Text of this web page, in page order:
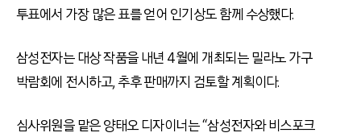
투표에서 가장 많은 표를 얻어 인기상도 함께 수상했다.
삼성전자는 대상 작품을 내년 4월에 개최되는 밀라노 가구
박람회에 전시하고, 추후 판매까지 검토할 계획이다.
심사위원을 맡은 양태오 디자이너는 “삼성전자와 비스포크